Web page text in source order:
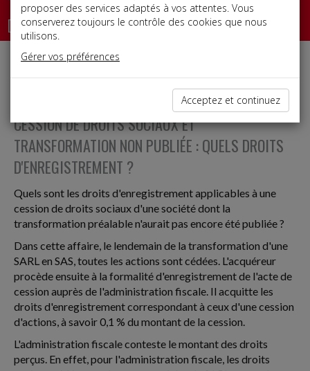
Dépêches
j
Vie des affaires
CESSION DE DROITS SOCIAUX ET
TRANSFORMATION NON PUBLIÉE : QUELS DROITS
D'ENREGISTREMENT ?
Quels sont les droits d'enregistrement applicables à une
cession de droits sociaux d'une société dont la
transformation préalable n'aurait pas encore été publiée ?
Dans cette affaire, le lendemain de la transformation d'une
SARL en SAS, toutes les actions sont cédées. L'acquéreur
procède ensuite à la formalité d'enregistrement de l'acte de
cession auprès de l'administration fiscale. Il acquitte les
droits d'enregistrement correspondant à ceux d'une cession
d'actions, à savoir 0,1 % du montant de la cession.
L'administration fiscale conteste le montant des droits
perçus. En effet, pour l'administration fiscale, les droits
proposer des services adaptés à vos attentes. Vous
conserverez toujours le contrôle des cookies que nous
utilisons.
Gérer vos préférences
Acceptez et continuez